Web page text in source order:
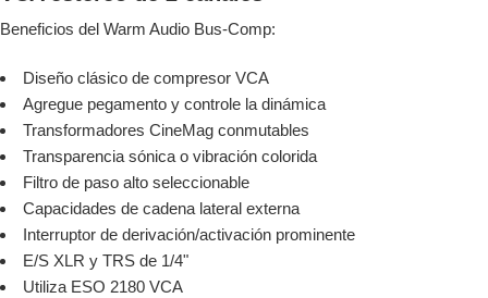
Beneficios del Warm Audio Bus-Comp:
Diseño clásico de compresor VCA
Agregue pegamento y controle la dinámica
Transformadores CineMag conmutables
Transparencia sónica o vibración colorida
Filtro de paso alto seleccionable
Capacidades de cadena lateral externa
Interruptor de derivación/activación prominente
E/S XLR y TRS de 1/4"
Utiliza ESO 2180 VCA